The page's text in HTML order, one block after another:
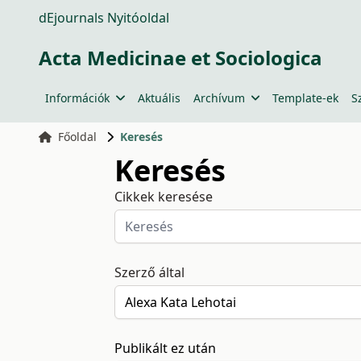
dEjournals Nyitóoldal
Acta Medicinae et Sociologica
Információk Aktuális Archívum Template-ek
Főoldal Keresés
Keresés
Cikkek keresése
Szerző által
Publikált ez után